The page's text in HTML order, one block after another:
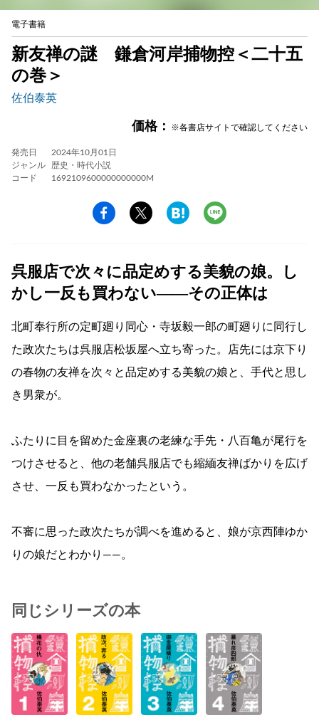
電子書籍
新友禅の謎 鎌倉河岸捕物控＜二十五
の巻＞
佐伯泰英
価格： ※各書店サイトで確認してください
発売日
2024年10月01日
ジャンル
歴史・時代小説
コード
1692109600000000000M
呉服店で次々に品定めする美貌の娘。し
かし一反も買わない――その正体は
北町奉行所の定町廻り同心・寺坂毅一郎の町廻りに同行し
た政次たちは呉服店松坂屋へ立ち寄った。店先には京下り
の春物の友禅を次々と品定めする美貌の娘と、手代と思し
き男衆が。
ふたりに目を留めた金座裏の老練な手先・八百亀が尾行を
つけさせると、他の老舗呉服店でも縮緬友禅ばかりを広げ
させ、一反も買わなかったという。
不審に思った政次たちが調べを進めると、娘が京西陣ゆか
りの娘だとわかり――。
同じシリーズの本